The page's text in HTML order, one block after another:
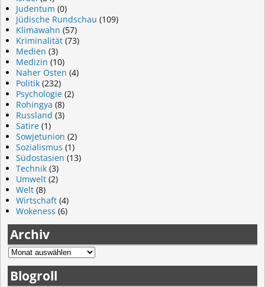
Judentum (0)
Jüdische Rundschau (109)
Klimawahn (57)
Kriminalität (73)
Medien (3)
Medizin (10)
Naher Osten (4)
Politik (232)
Psychologie (2)
Rohingya (8)
Russland (3)
Satire (1)
Sowjetunion (2)
Sozialismus (1)
Südostasien (13)
Technik (3)
Umwelt (2)
Welt (8)
Wirtschaft (4)
Wokeness (6)
Archiv
Blogroll